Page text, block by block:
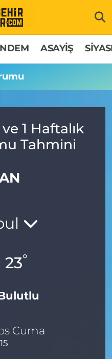
ASAYİŞ
1 Haftalık
Tahmini
23°
Cuma
Haritası
ve Fikstür